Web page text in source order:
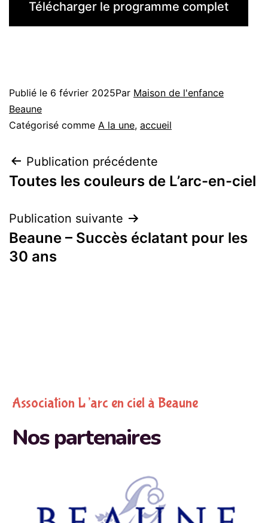
Télécharger le programme complet
Publié le 6 février 2025Par Maison de l'enfance
Beaune
Catégorisé comme A la une, accueil
Publication précédente
Toutes les couleurs de L’arc-en-ciel
Publication suivante
Beaune – Succès éclatant pour les
30 ans
Association L’arc en ciel à Beaune
Nos partenaires